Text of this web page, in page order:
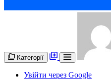
Категорії
Увійти через Google